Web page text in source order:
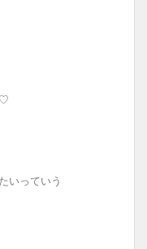
♡
いっていう